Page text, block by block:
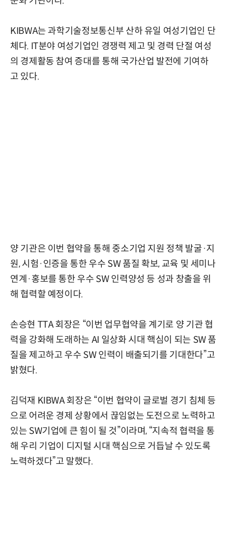
KIBWA는 과학기술정보통신부 산하 유일 여성기업인 단
체다. IT분야 여성기업인 경쟁력 제고 및 경력 단절 여성
의 경제활동 참여 증대를 통해 국가산업 발전에 기여하
고 있다.
양 기관은 이번 협약을 통해 중소기업 지원 정책 발굴·지
원, 시험·인증을 통한 우수 SW 품질 확보, 교육 및 세미나
연계·홍보를 통한 우수 SW 인력양성 등 성과 창출을 위
해 협력할 예정이다.
손승현 TTA 회장은 “이번 업무협약을 계기로 양 기관 협
력을 강화해 도래하는 AI 일상화 시대 핵심이 되는 SW 품
질을 제고하고 우수 SW 인력이 배출되기를 기대한다”고
밝혔다.
김덕재 KIBWA 회장은 “이번 협약이 글로벌 경기 침체 등
으로 어려운 경제 상황에서 끊임없는 도전으로 노력하고
있는 SW기업에 큰 힘이 될 것”이라며, “지속적 협력을 통
해 우리 기업이 디지털 시대 핵심으로 거듭날 수 있도록
노력하겠다”고 말했다.